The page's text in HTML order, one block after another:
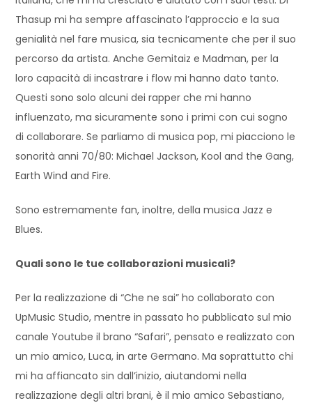
Thasup mi ha sempre affascinato l’approccio e la sua
genialità nel fare musica, sia tecnicamente che per il suo
percorso da artista. Anche Gemitaiz e Madman, per la
loro capacità di incastrare i flow mi hanno dato tanto.
Questi sono solo alcuni dei rapper che mi hanno
influenzato, ma sicuramente sono i primi con cui sogno
di collaborare. Se parliamo di musica pop, mi piacciono le
sonorità anni 70/80: Michael Jackson, Kool and the Gang,
Earth Wind and Fire.
Sono estremamente fan, inoltre, della musica Jazz e
Blues.
Quali sono le tue collaborazioni musicali?
Per la realizzazione di “Che ne sai” ho collaborato con
UpMusic Studio, mentre in passato ho pubblicato sul mio
canale Youtube il brano “Safari”, pensato e realizzato con
un mio amico, Luca, in arte Germano. Ma soprattutto chi
mi ha affiancato sin dall’inizio, aiutandomi nella
realizzazione degli altri brani, è il mio amico Sebastiano,